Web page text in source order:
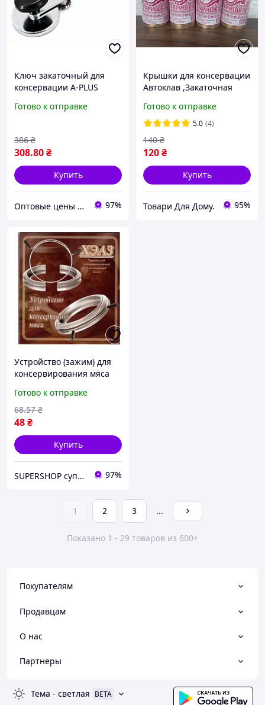
Ключ закаточный для
консервации A-PLUS
банок (10592 S)
Готово к отправке
308.80₴
386 ₴
Купить
Оптовые цены на Всё! 97%
Крышки для консервации
Автоклав ,Закаточная
СКО 1-82 Лак эмаль
Готово к отправке
5.0 (4)
120₴
140 ₴
Купить
Товари Для Дому. 95%
Устройство (зажим) для
консервирования мяса
(для банок 0.5-3 л)
Готово к отправке
48₴
68.57 ₴
Купить
SUPERSHOP супер цены, супер выбор, супер покупки! 97%
1 2 3 ...
Показано 1 - 29 товаров из 600+
Покупателям
Продавцам
О нас
Партнеры
Тема - светлая BETA